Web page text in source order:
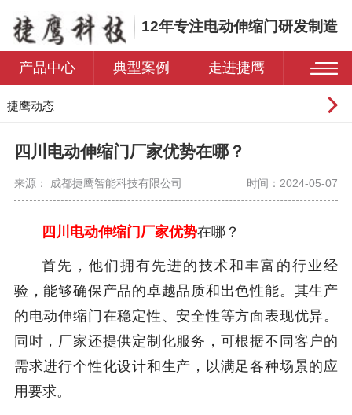
12年专注电动伸缩门研发制造
产品中心 典型案例 走进捷鹰
捷鹰动态
四川电动伸缩门厂家优势在哪？
来源： 成都捷鹰智能科技有限公司 时间：2024-05-07
四川电动伸缩门厂家优势在哪？
首先，他们拥有先进的技术和丰富的行业经
验，能够确保产品的卓越品质和出色性能。其生产
的电动伸缩门在稳定性、安全性等方面表现优异。
同时，厂家还提供定制化服务，可根据不同客户的
需求进行个性化设计和生产，以满足各种场景的应
用要求。